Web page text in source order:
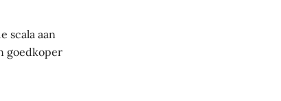
scala aan
goedkoper